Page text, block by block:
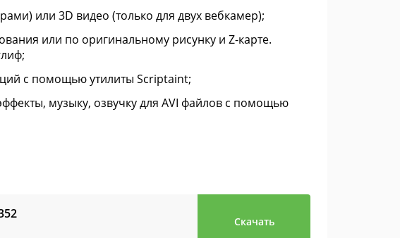
или 3D видео (только для двух вебкамер);
или по оригинальному рисунку и Z-карте.
с помощью утилиты Scriptaint;
музыку, озвучку для AVI файлов с помощью
Скачать